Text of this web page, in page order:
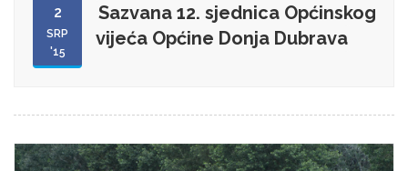
2
SRP
'15
Sazvana 12. sjednica Općinskog
vijeća Općine Donja Dubrava